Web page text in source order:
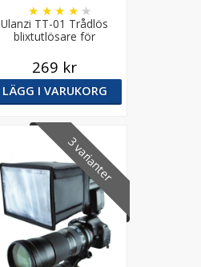
Ulanzi TT-01 Trådlös
blixtutlösare för
★ ★ ★ ★ ★
269 kr
LÄGG I VARUKORG
3 varianter